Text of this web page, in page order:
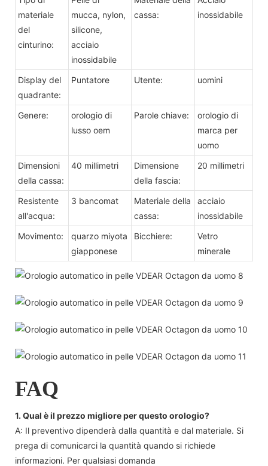
materiale
del
cinturino:
mucca, nylon,
silicone,
acciaio
inossidabile
cassa:
inossidabile
Display del
quadrante:
Puntatore Utente: uomini
Genere:
orologio di
lusso oem
Parole chiave:
orologio di
marca per
uomo
Dimensioni
della cassa:
40 millimetri
Dimensione
della fascia:
20 millimetri
Resistente
all'acqua:
3 bancomat
Materiale della
cassa:
acciaio
inossidabile
Movimento:
quarzo miyota
giapponese
Bicchiere:
Vetro
minerale
FAQ
1. Qual è il prezzo migliore per questo orologio?
A: Il preventivo dipenderà dalla quantità e dal materiale. Si
prega di comunicarci la quantità quando si richiede
informazioni. Per qualsiasi domanda